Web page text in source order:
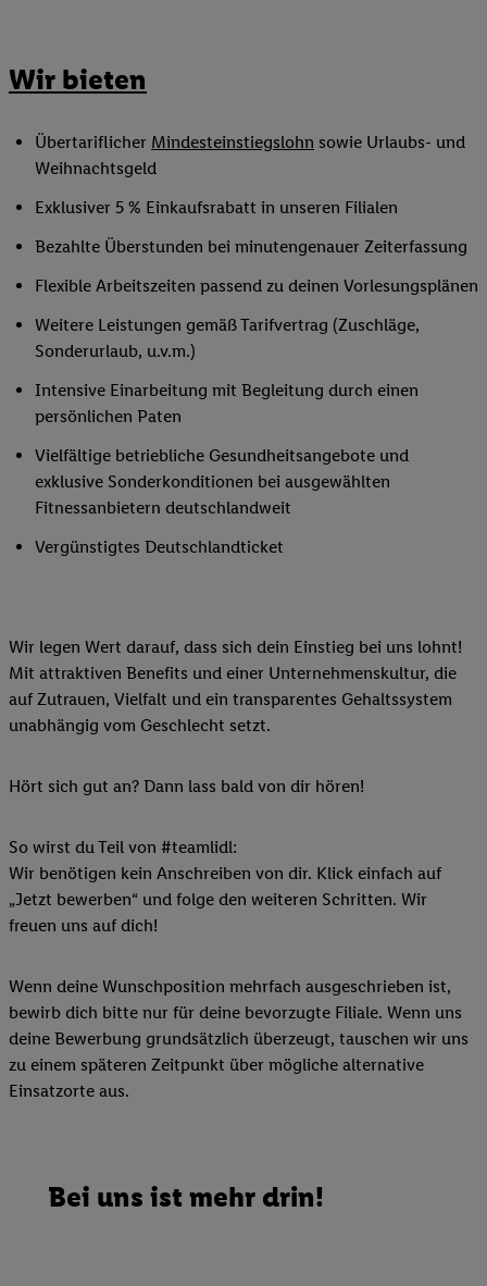
Wir bieten
Übertariflicher Mindesteinstiegslohn sowie Urlaubs- und
Weihnachtsgeld
Exklusiver 5 % Einkaufsrabatt in unseren Filialen
Bezahlte Überstunden bei minutengenauer Zeiterfassung
Flexible Arbeitszeiten passend zu deinen Vorlesungsplänen
Weitere Leistungen gemäß Tarifvertrag (Zuschläge,
Sonderurlaub, u.v.m.)
Intensive Einarbeitung mit Begleitung durch einen
persönlichen Paten
Vielfältige betriebliche Gesundheitsangebote und
exklusive Sonderkonditionen bei ausgewählten
Fitnessanbietern deutschlandweit
Vergünstigtes Deutschlandticket
Wir legen Wert darauf, dass sich dein Einstieg bei uns lohnt!
Mit attraktiven Benefits und einer Unternehmenskultur, die
auf Zutrauen, Vielfalt und ein transparentes Gehaltssystem
unabhängig vom Geschlecht setzt.
Hört sich gut an? Dann lass bald von dir hören!
So wirst du Teil von #teamlidl:
Wir benötigen kein Anschreiben von dir. Klick einfach auf
„Jetzt bewerben“ und folge den weiteren Schritten. Wir
freuen uns auf dich!
Wenn deine Wunschposition mehrfach ausgeschrieben ist,
bewirb dich bitte nur für deine bevorzugte Filiale. Wenn uns
deine Bewerbung grundsätzlich überzeugt, tauschen wir uns
zu einem späteren Zeitpunkt über mögliche alternative
Einsatzorte aus.
Bei uns ist mehr drin!